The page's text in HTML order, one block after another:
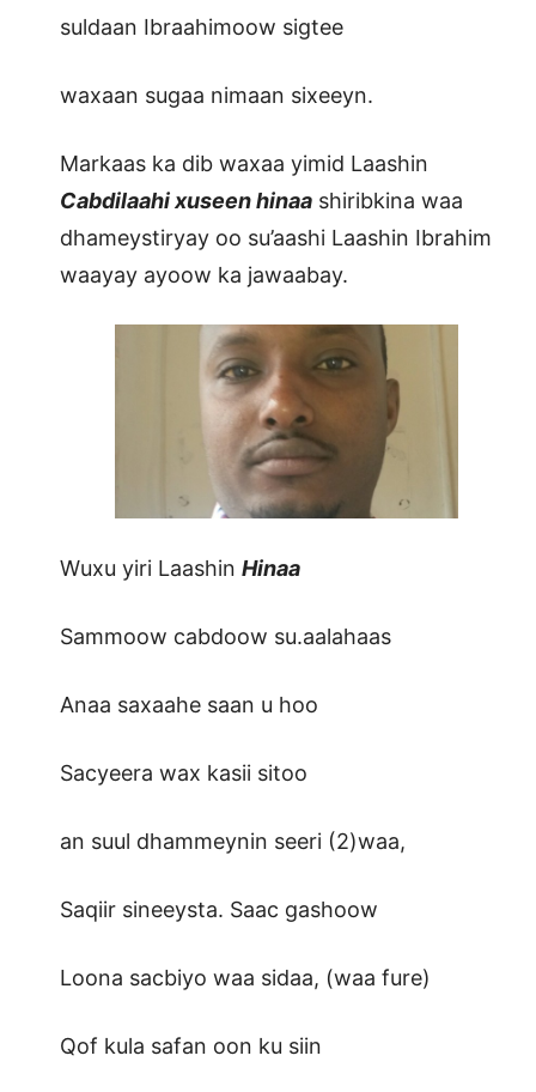
suldaan Ibraahimoow sigtee
waxaan sugaa nimaan sixeeyn.
Markaas ka dib waxaa yimid Laashin
Cabdilaahi xuseen hinaa shiribkina waa
dhameystiryay oo su’aashi Laashin Ibrahim
waayay ayoow ka jawaabay.
Wuxu yiri Laashin Hinaa
Sammoow cabdoow su.aalahaas
Anaa saxaahe saan u hoo
Sacyeera wax kasii sitoo
an suul dhammeynin seeri (2)waa,
Saqiir sineeysta. Saac gashoow
Loona sacbiyo waa sidaa, (waa fure)
Qof kula safan oon ku siin